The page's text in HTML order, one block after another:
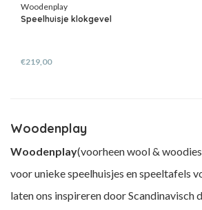
Woodenplay
Speelhuisje klokgevel
€219,00
Woodenplay
Woodenplay(voorheen wool &
voor unieke speelhuisjes en speeltafels
laten ons inspireren door Scandinavisch